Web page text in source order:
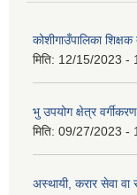
कोशीगाउँपालिका
मिति: 12/15/2023 -
भु उपयोग क्षेत्र
मिति: 09/27/2023 -
अस्थायी, करार सेवा वा